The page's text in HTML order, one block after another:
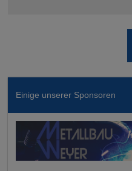
Einige unserer Sponsoren